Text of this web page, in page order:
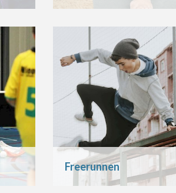
Freerunnen